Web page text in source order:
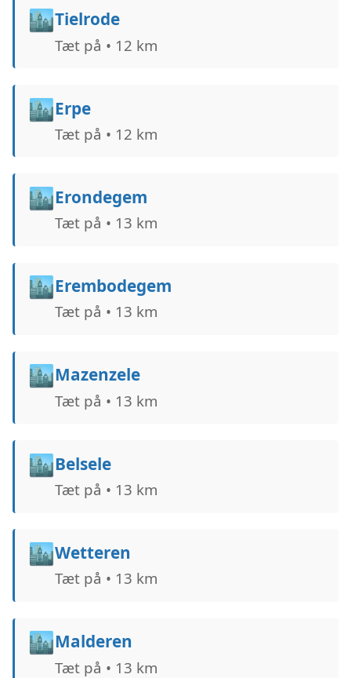
🏙️Tielrode
Tæt på • 12 km
🏙️Erpe
Tæt på • 12 km
🏙️Erondegem
Tæt på • 13 km
🏙️Erembodegem
Tæt på • 13 km
🏙️Mazenzele
Tæt på • 13 km
🏙️Belsele
Tæt på • 13 km
🏙️Wetteren
Tæt på • 13 km
🏙️Malderen
Tæt på • 13 km